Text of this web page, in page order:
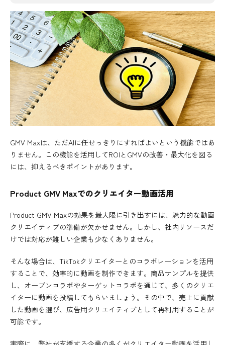
GMV Maxは、ただAIに任せっきりにすればよいという機能ではあ
りません。この機能を活用してROIとGMVの改善・最大化を図る
には、抑えるべきポイントがあります。
Product GMV Maxでのクリエイター動画活用
Product GMV Maxの効果を最大限に引き出すには、魅力的な動画
クリエイティブの準備が欠かせません。しかし、社内リソースだ
けでは対応が難しい企業も少なくありません。
そんな場合は、TikTokクリエイターとのコラボレーションを活用
することで、効率的に動画を制作できます。商品サンプルを提供
し、オープンコラボやターゲットコラボを通じて、多くのクリエ
イターに動画を投稿してもらいましょう。その中で、売上に貢献
した動画を選び、広告用クリエイティブとして再利用することが
可能です。